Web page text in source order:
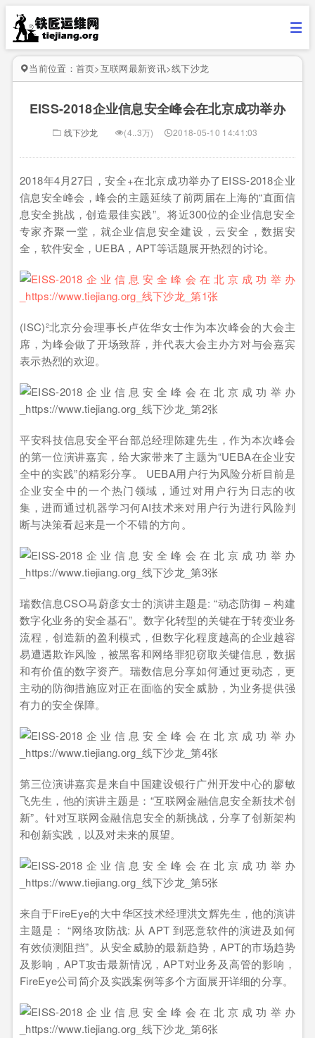
当前位置： 首页>互联网最新资讯>线下沙龙
EISS-2018企业信息安全峰会在北京成功举办
线下沙龙 (4..3万) 2018-05-10 14:41:03
2018年4月27日，安全+在北京成功举办了EISS-2018企业
信息安全峰会，峰会的主题延续了前两届在上海的“直面信
息安全挑战，创造最佳实践”。将近300位的企业信息安全
专家齐聚一堂，就企业信息安全建设，云安全，数据安
全，软件安全，UEBA，APT等话题展开热烈的讨论。
(ISC)²北京分会理事长卢佐华女士作为本次峰会的大会主
席，为峰会做了开场致辞，并代表大会主办方对与会嘉宾
表示热烈的欢迎。
平安科技信息安全平台部总经理陈建先生，作为本次峰会
的第一位演讲嘉宾，给大家带来了主题为“UEBA在企业安
全中的实践”的精彩分享。 UEBA用户行为风险分析目前是
企业安全中的一个热门领域，通过对用户行为日志的收
集，进而通过机器学习何AI技术来对用户行为进行风险判
断与决策看起来是一个不错的方向。
瑞数信息CSO马蔚彦女士的演讲主题是: “动态防御 – 构建
数字化业务的安全基石”。数字化转型的关键在于转变业务
流程，创造新的盈利模式，但数字化程度越高的企业越容
易遭遇欺诈风险，被黑客和网络罪犯窃取关键信息，数据
和有价值的数字资产。瑞数信息分享如何通过更动态，更
主动的防御措施应对正在面临的安全威胁，为业务提供强
有力的安全保障。
第三位演讲嘉宾是来自中国建设银行广州开发中心的廖敏
飞先生，他的演讲主题是：“互联网金融信息安全新技术创
新”。针对互联网金融信息安全的新挑战，分享了创新架构
和创新实践，以及对未来的展望。
来自于FireEye的大中华区技术经理洪文辉先生，他的演讲
主题是： “网络攻防战: 从 APT 到恶意软件的演进及如何
有效侦测阻挡”。从安全威胁的最新趋势，APT的市场趋势
及影响，APT攻击最新情况，APT对业务及高管的影响，
FireEye公司简介及实践案例等多个方面展开详细的分享。